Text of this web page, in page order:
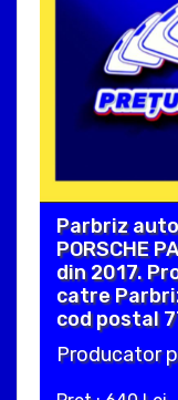
Parbriz auto
PORSCHE
din 2017.
catre
cod postal
Producator